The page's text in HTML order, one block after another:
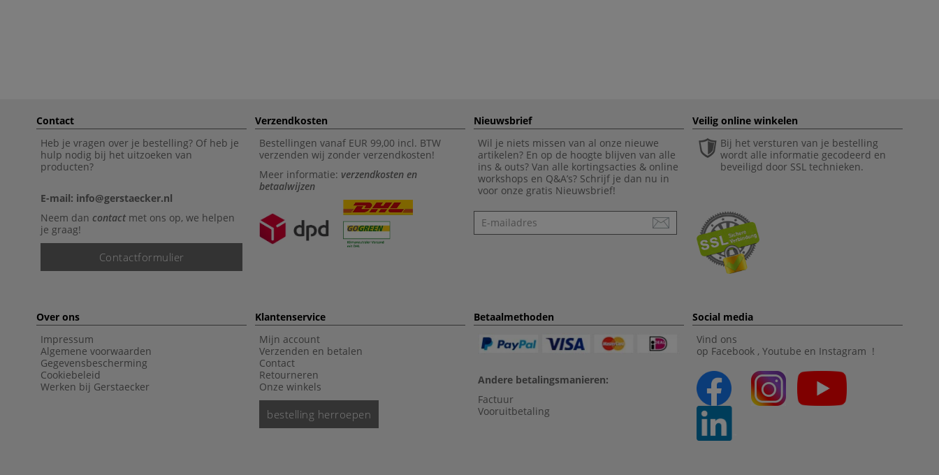
Contact
Heb je vragen over je bestelling? Of heb je
hulp nodig bij het uitzoeken van
producten?
E-mail: info@gerstaecker.nl
Neem dan contactmet ons op, we helpen
je graag!
Contactformulier
Verzendkosten
Bestellingen vanaf EUR 99,00 incl. BTW
verzenden wij zonder verzendkosten!
Meer informatie: verzendkosten en
betaalwijzen
Nieuwsbrief
Wil je niets missen van al onze nieuwe
artikelen? En op de hoogte blijven van alle
ins & outs? Van alle kortingsacties & online
workshops en Q&A’s? Schrijf je dan nu in
voor onze gratis Nieuwsbrief!
Nieuwsbrief
Veilig online winkelen
Bij het versturen van je bestelling
wordt alle informatie gecodeerd en
beveiligd door SSL technieken.
Over ons
Impressum
Algemene voorwaarden
Gegevensbescherming
Cookiebeleid
Werken bij Gerstaecker
Klantenservice
Mijn account
Verzenden en betalen
Contact
Retourneren
Onze winkels
bestelling herroepen
Betaalmethoden
Andere betalingsmanieren:
Factuur
Vooruitbetaling
Social media
Vind ons
op Facebook , Youtube en Instagram !